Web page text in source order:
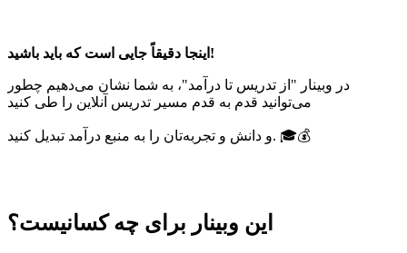
اینجا دقیقاً جایی است که باید باشید!
در وبینار "از تدریس تا درآمد"، به شما نشان می‌دهیم چطور
می‌توانید قدم به قدم مسیر تدریس آنلاین را طی کنید
و دانش و تجربه‌تان را به منبع درآمد تبدیل کنید. 🎓💰
این وبینار برای چه کسانیست؟